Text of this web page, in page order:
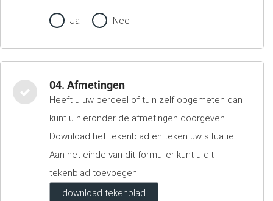
Ja Nee
04. Afmetingen
Heeft u uw perceel of tuin zelf opgemeten dan
kunt u hieronder de afmetingen doorgeven.
Download het tekenblad en teken uw situatie.
Aan het einde van dit formulier kunt u dit
tekenblad toevoegen
download tekenblad